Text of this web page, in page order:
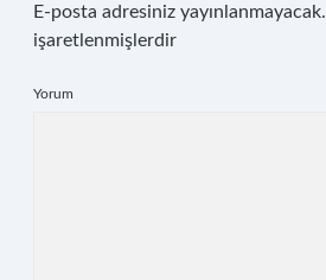
E-posta adresiniz yayınlanmayacak.
işaretlenmişlerdir
Yorum